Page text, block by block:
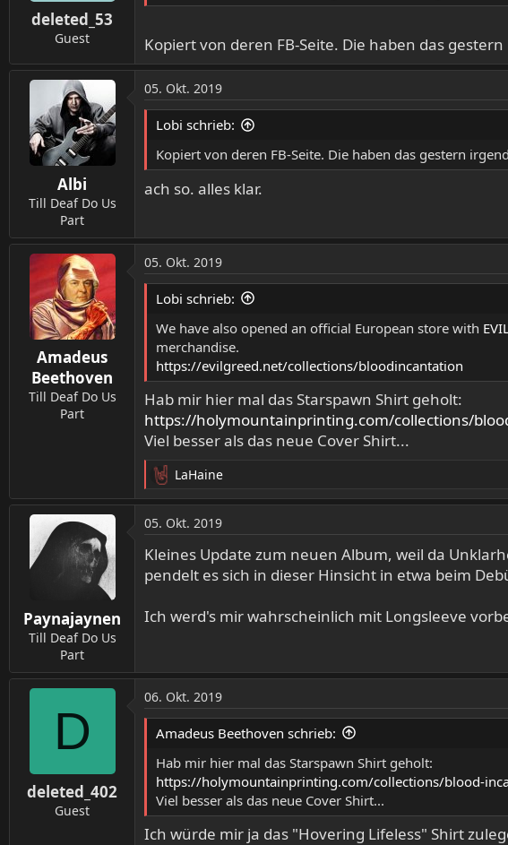
deleted_53
Guest Kopiert von deren FB-Seite. Die haben das
Albi
Till Deaf Do Us
Part
05. Okt. 2019
Lobi schrieb:
Kopiert von deren FB-Seite. Die haben das gestern
ach so. alles klar.
Amadeus
Beethoven
Till Deaf Do Us
Part
05. Okt. 2019
Lobi schrieb:
We have also opened an official European store with
merchandise.
https://evilgreed.net/collections/bloodincantation
Hab mir hier mal das Starspawn Shirt geholt:
https://holymountainprinting.com/collections/
Viel besser als das neue Cover Shirt...
R
e
a
k
t
o
e
LaHaine
Paynajaynen
Till Deaf Do Us
Part
05. Okt. 2019
Kleines Update zum neuen Album, weil da
pendelt es sich in dieser Hinsicht in etwa beim
Ich werd's mir wahrscheinlich mit Longsleeve
D
deleted_402
Guest
06. Okt. 2019
Amadeus Beethoven schrieb:
Hab mir hier mal das Starspawn Shirt geholt:
https://holymountainprinting.com/collections/blood-
Viel besser als das neue Cover Shirt...
Ich würde mir ja das "Hovering Lifeless" Shirt